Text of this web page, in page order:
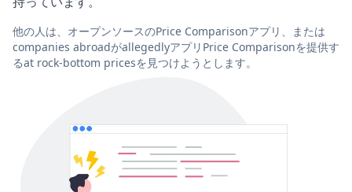
他の人は、オープンソースのPrice Comparisonアプリ、または
companies abroadがallegedlyアプリPrice Comparisonを提供す
るat rock-bottom pricesを見つけようとします。